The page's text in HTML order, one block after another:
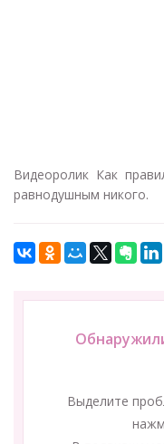
Видеоролик Как
равнодушным никого.
Выделите